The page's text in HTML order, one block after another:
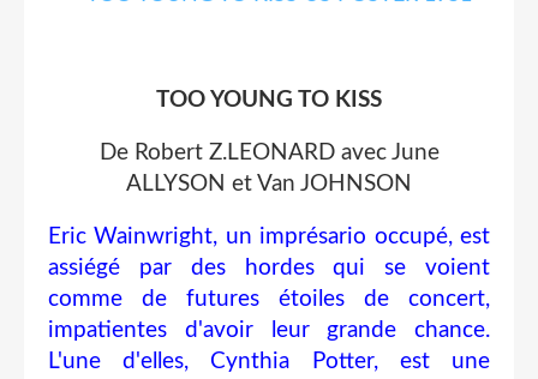
TOO YOUNG TO KISS
De Robert Z.LEONARD avec June
ALLYSON et Van JOHNSON
Eric Wainwright, un imprésario occupé, est
assiégé par des hordes qui se voient
comme de futures étoiles de concert,
impatientes d'avoir leur grande chance.
L'une d'elles, Cynthia Potter, est une